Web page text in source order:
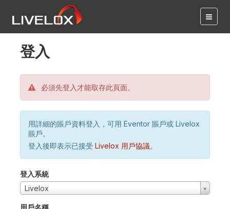
登入
必須先登入才能取存此頁面。
用詳細的賬戶資料登入，可用 Eventor 賬戶或 Livelox
賬戶。
登入後即表示已接受 Livelox 用戶協議。
登入系統
Livelox
用戶名稱